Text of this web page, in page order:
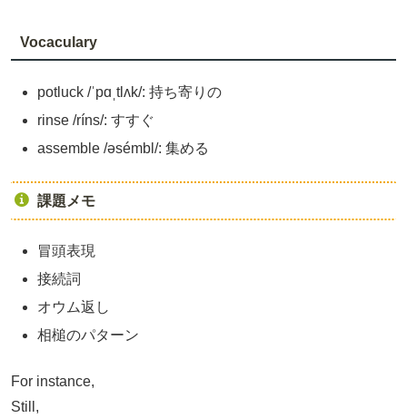
Vocaculary
potluck /ˈpɑˌtlʌk/: 持ち寄りの
rinse /ríns/: すすぐ
assemble /əsémbl/: 集める
課題メモ
冒頭表現
接続詞
オウム返し
相槌のパターン
For instance,
Still,